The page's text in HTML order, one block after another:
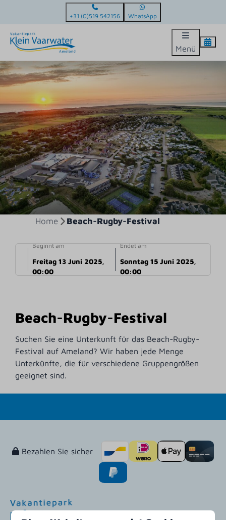
+31 (0)519 542156 WhatsApp
Menü
Home Beach-Rugby-Festival
Beginnt am
Freitag 13 Juni 2025,
00:00
Endet am
Sonntag 15 Juni 2025,
00:00
Beach-Rugby-Festival
Suchen Sie eine Unterkunft für das Beach-Rugby-
Festival auf Ameland? Wir haben jede Menge
Unterkünfte, die für verschiedene Gruppengrößen
geeignet sind.
Bezahlen Sie sicher